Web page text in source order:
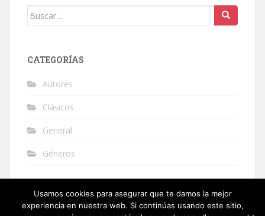
Buscar:
CATEGORÍAS
Autores
Clásicos
General
Géneros
Usamos cookies para asegurar que te damos la mejor
experiencia en nuestra web. Si continúas usando este sitio,